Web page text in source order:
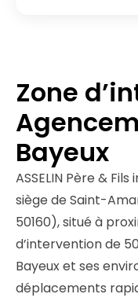
Zone
Bayeux
ASSELIN Père &
siège de Saint-
50160), situé à
d’intervention de
Bayeux et ses
déplacements